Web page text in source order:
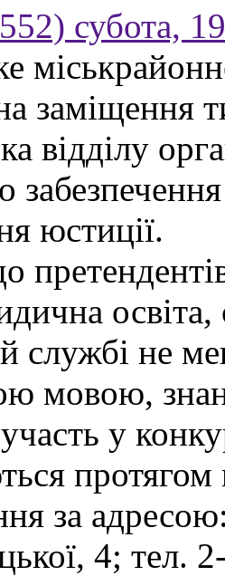
субота,
заміщення
відділу
юстиції.
службі не
мовою,
у
протягом
за
4; тел.